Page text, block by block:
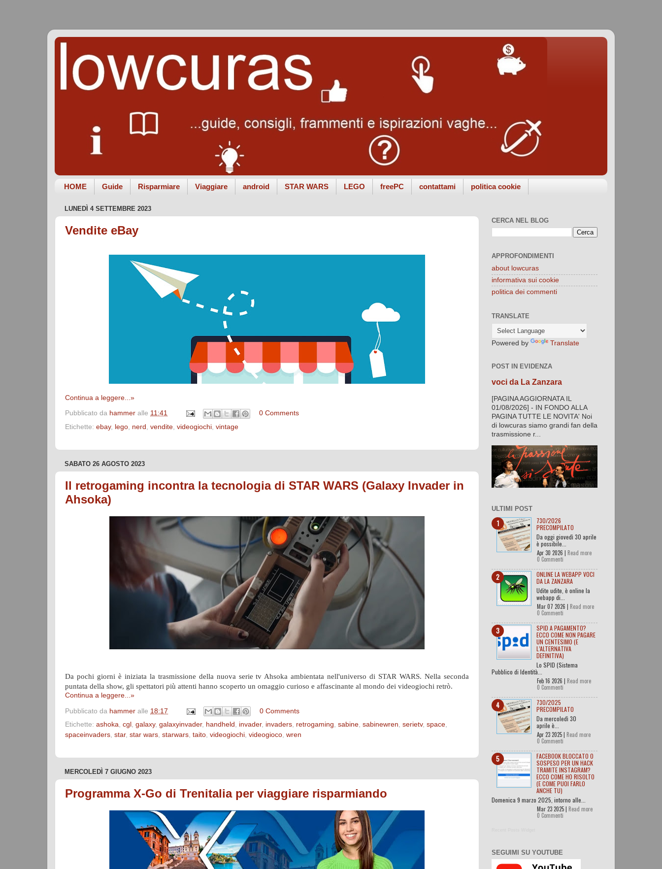
HOME Guide Risparmiare Viaggiare android STAR WARS LEGO freePC contattami politica cookie
LUNEDÌ 4 SETTEMBRE 2023
Vendite eBay
Continua a leggere...»
Pubblicato da hammer alle 11:41
0 Comments
Etichette: ebay, lego, nerd , vendite, videogiochi, vintage
SABATO 26 AGOSTO 2023
Il retrogaming incontra la tecnologia di STAR WARS (Galaxy Invader in
Ahsoka)
Da pochi giorni è iniziata la trasmissione della nuova serie tv Ahsoka ambientata nell'universo di STAR WARS. Nella seconda
puntata della show, gli spettatori più attenti hanno scoperto un omaggio curioso e affascinante al mondo dei videogiochi retrò.
Continua a leggere...»
Pubblicato da hammer alle 18:17
0 Comments
Etichette: ashoka, cgl , galaxy, galaxyinvader, handheld , invader, invaders, retrogaming, sabine, sabinewren, serietv, space,
spaceinvaders, star, star wars, starwars, taito, videogiochi, videogioco, wren
MERCOLEDÌ 7 GIUGNO 2023
Programma X-Go di Trenitalia per viaggiare risparmiando
CERCA NEL BLOG
APPROFONDIMENTI
about lowcuras
informativa sui cookie
politica dei commenti
TRANSLATE
Powered by Translate
POST IN EVIDENZA
voci da La Zanzara
[PAGINA AGGIORNATA IL
01/08/2026] - IN FONDO ALLA
PAGINA TUTTE LE NOVITA' Noi
di lowcuras siamo grandi fan della
trasmissione r...
ULTIMI POST
730/2026
PRECOMPILATO
Da oggi giovedì 30 aprile
è possibile...
Apr 30 2026 | Read more
0 Commenti
ONLINE LA WEBAPP VOCI
DA LA ZANZARA
Udite udite, è online la
webapp di...
Mar 07 2026 | Read more
0 Commenti
SPID A PAGAMENTO?
ECCO COME NON PAGARE
UN CENTESIMO (E
L’ALTERNATIVA
DEFINITIVA)
Lo SPID (Sistema
Pubblico di Identità...
Feb 16 2026 | Read more
0 Commenti
730/2025
PRECOMPILATO
Da mercoledì 30
aprile è...
Apr 23 2025 | Read more
0 Commenti
FACEBOOK BLOCCATO O
SOSPESO PER UN HACK
TRAMITE INSTAGRAM?
ECCO COME HO RISOLTO
(E COME PUOI FARLO
ANCHE TU)
Domenica 9 marzo 2025, intorno alle...
Mar 23 2025 | Read more
0 Commenti
SEGUIMI SU YOUTUBE